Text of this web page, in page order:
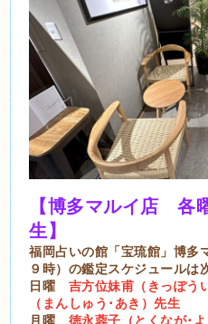
【博多マルイ店 各
生】
福岡占いの館「宝琉館」博多
９時）の鑑定スケジュールは
日曜 吉方位妹甫（きっぽう
（まんしゅう･あき）先生
月曜 徳永蓉子（とくなが･